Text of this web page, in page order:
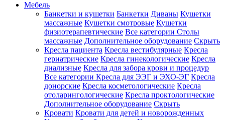
Мебель
Банкетки и кушетки Банкетки Диваны Кушетки
массажные Кушетки смотровые Кушетки
физиотерапевтические Все категории Столы
массажные Дополнительное оборудование Скрыть
Кресла пациента Кресла вестибулярные Кресла
гериатрические Кресла гинекологические Кресла
диализные Кресла для забора крови и процедур
Все категории Кресла для ЭЭГ и ЭХО-ЭГ Кресла
донорские Кресла косметологические Кресла
отоларингологические Кресла проктологические
Дополнительное оборудование Скрыть
Кровати Кровати для детей и новорожденных